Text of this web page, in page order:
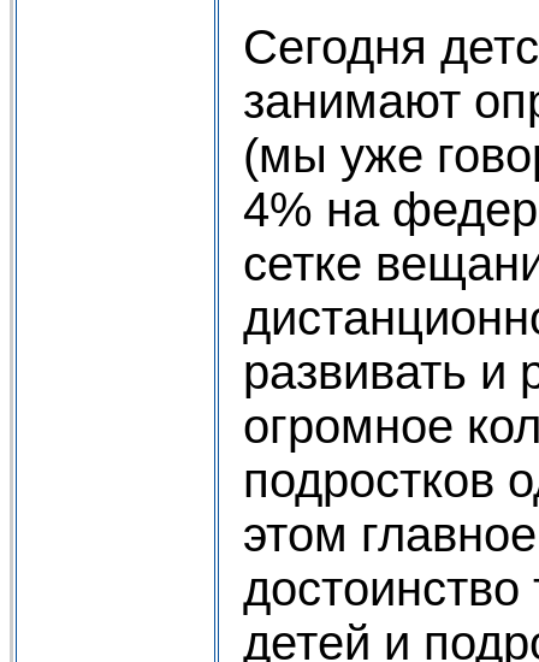
Сегодня
занимают
(мы уже
4% на
сетке
развивать и
огромное
подростков
этом
детей и